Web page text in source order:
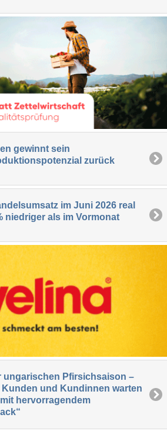
gewinnt sein
zurück
im Juni 2026 real
niedriger als im Vormonat
ungarischen Pfirsichsaison –
Kunden und Kundinnen warten
hervorragendem